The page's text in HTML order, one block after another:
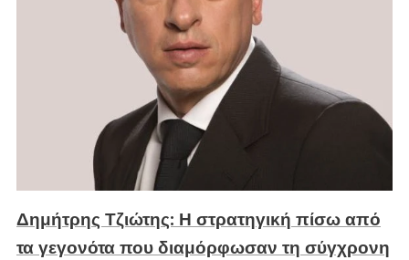
Δημήτρης Τζιώτης: Η στρατηγική πίσω από
τα γεγονότα που διαμόρφωσαν τη σύγχρονη